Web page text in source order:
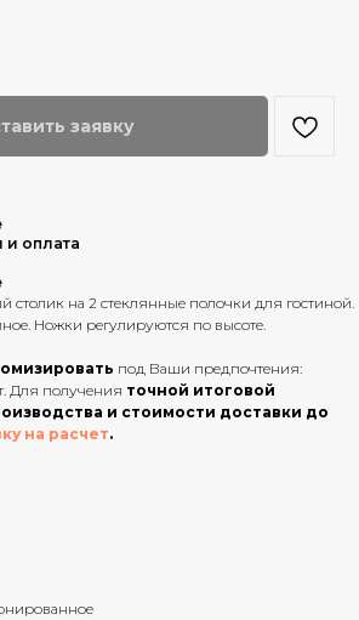
заявку
и оплата
столик на 2 стеклянные полочки для гостиной.
Ножки регулируются по высоте.
под Ваши предпочтения:
Для получения точной итоговой
и стоимости доставки до
на расчет.